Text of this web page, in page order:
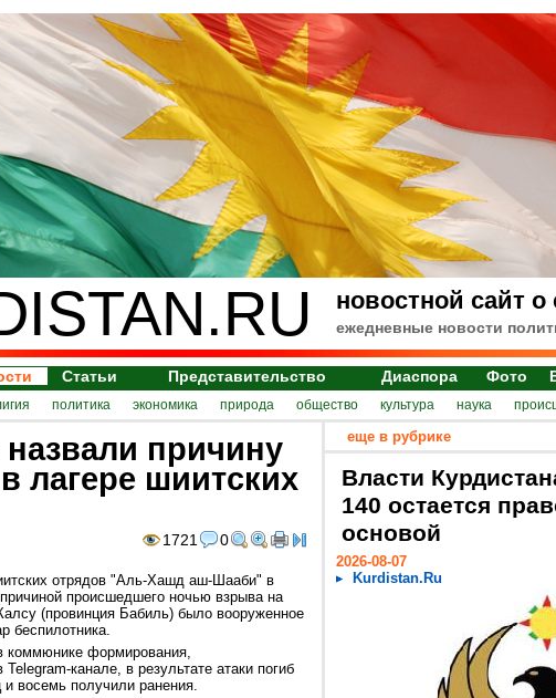
новостной сайт
ежедневные новости
Статьи Представительство Диаспора Фото
политика экономика природа общество культура наука
причину
лагере шиитских
1721 0
отрядов "Аль-Хашд аш-Шааби" в
происшедшего ночью взрыва на
(провинция Бабиль) было вооруженное
беспилотника.
коммюнике формирования,
канале, в результате атаки погиб
восемь получили ранения.
еще в рубрике
Власти
140 остается
основой
2026-08-07
Kurdistan.Ru